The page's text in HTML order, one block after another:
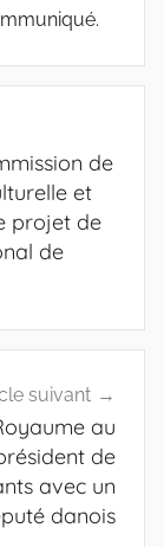
de
et
projet de
de
suivant
au
de
avec un
danois